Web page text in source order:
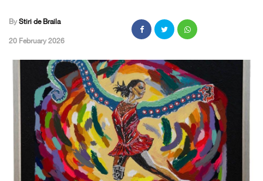
By Stiri de Braila
,20 February 2026